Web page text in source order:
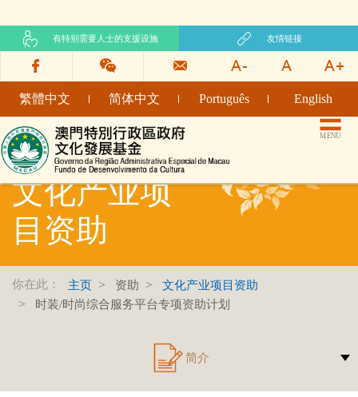
有特别需要人士的支援设施 友情链接
繁體中文 简体中文 Português English
文化发展基金网页 MENU
文化产业项
目资助
你在此： 主页 资助
文化产业项目资助
时装/时尚综合服务平台专项资助计划
简介